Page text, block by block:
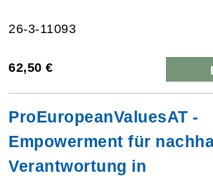
26-3-11093
62,50 €
ProEuropeanValuesAT -
Empowerment für
Verantwortung in